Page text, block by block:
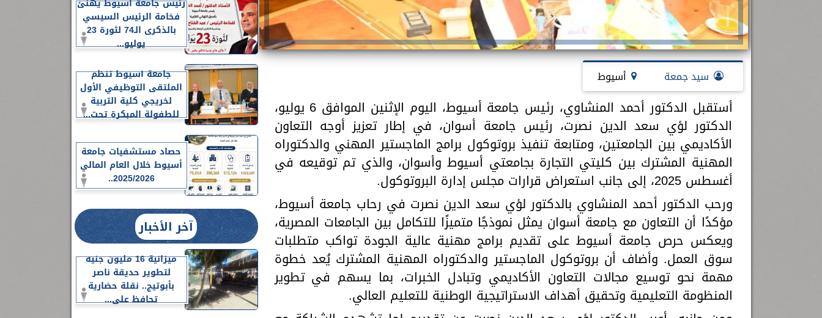
سيد جمعة أسيوط
أستقبل الدكتور أحمد المنشاوي، رئيس جامعة أسيوط، اليوم الإثنين الموافق 6 يوليو،
الدكتور لؤي سعد الدين نصرت، رئيس جامعة أسوان، في إطار تعزيز أوجه التعاون
الأكاديمي بين الجامعتين، ومتابعة تنفيذ بروتوكول برامج الماجستير المهني والدكتوراه
المهنية المشترك بين كليتي التجارة بجامعتي أسيوط وأسوان، والذي تم توقيعه في
أغسطس 2025، إلى جانب استعراض قرارات مجلس إدارة البروتوكول.
ورحب الدكتور أحمد المنشاوي بالدكتور لؤي سعد الدين نصرت في رحاب جامعة أسيوط،
مؤكدًا أن التعاون مع جامعة أسوان يمثل نموذجًا متميزًا للتكامل بين الجامعات المصرية،
ويعكس حرص جامعة أسيوط على تقديم برامج مهنية عالية الجودة تواكب متطلبات
سوق العمل. وأضاف أن بروتوكول الماجستير والدكتوراه المهنية المشترك يُعد خطوة
مهمة نحو توسيع مجالات التعاون الأكاديمي وتبادل الخبرات، بما يسهم في تطوير
المنظومة التعليمية وتحقيق أهداف الاستراتيجية الوطنية للتعليم العالي.
رئيس جامعة أسيوط يهنئ
فخامة الرئيس السيسي
بالذكرى الـ74 لثورة 23
يوليو...
جامعة أسيوط تنظم
الملتقى التوظيفي الأول
لخريجي كلية التربية
للطفولة المبكرة تحت...
حصاد مستشفيات جامعة
أسيوط خلال العام المالي
2025/2026..
آخر الأخبار
ميزانية 16 مليون جنيه
لتطوير حديقة ناصر
بأبوتيج.. نقلة حضارية
تحافظ على...